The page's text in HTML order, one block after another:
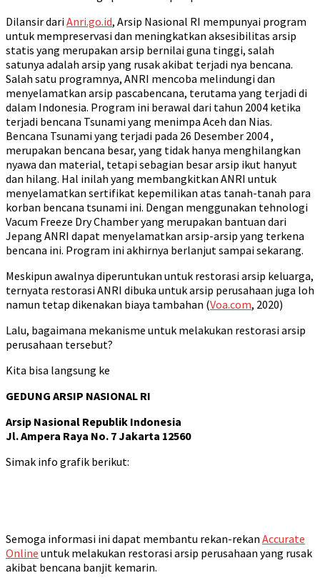
Dilansir dariAnri.go.id, Arsip Nasional RI mempunyai program
untuk mempreservasi dan meningkatkan aksesibilitas arsip
statis yang merupakan arsip bernilai guna tinggi, salah
satunya adalah arsip yang rusak akibat terjadi nya bencana.
Salah satu programnya, ANRI mencoba melindungi dan
menyelamatkan arsip pascabencana, terutama yang terjadi di
dalam Indonesia. Program ini berawal dari tahun 2004 ketika
terjadi bencana Tsunami yang menimpa Aceh dan Nias.
Bencana Tsunami yang terjadi pada 26 Desember 2004 ,
merupakan bencana besar, yang tidak hanya menghilangkan
nyawa dan material, tetapi sebagian besar arsip ikut hanyut
dan hilang. Hal inilah yang membangkitkan ANRI untuk
menyelamatkan sertifikat kepemilikan atas tanah-tanah para
korban bencana tsunami ini. Dengan menggunakan tehnologi
Vacum Freeze Dry Chamber yang merupakan bantuan dari
Jepang ANRI dapat menyelamatkan arsip-arsip yang terkena
bencana ini. Program ini akhirnya berlanjut sampai sekarang.
Meskipun awalnya diperuntukan untuk restorasi arsip keluarga,
ternyata restorasi ANRI dibuka untuk arsip perusahaan juga loh
namun tetap dikenakan biaya tambahan (Voa.com, 2020)
Lalu, bagaimana mekanisme untuk melakukan restorasi arsip
perusahaan tersebut?
Kita bisa langsung ke
GEDUNG ARSIP NASIONAL RI
Arsip Nasional Republik Indonesia
Jl. Ampera Raya No. 7 Jakarta 12560
Simak info grafik berikut:
Semoga informasi ini dapat membantu rekan-rekan Accurate
Online untuk melakukan restorasi arsip perusahaan yang rusak
akibat bencana banjit kemarin.